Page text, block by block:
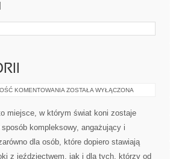
KOMENTOWANIA KOŃ
HISTORII
ZOSTAŁA WYŁĄCZONA
miejsce, w którym świat koni zostaje
kompleksowy, angażujący i
dla osób, które dopiero stawiają
z jeździectwem, jak i dla tych, którzy od